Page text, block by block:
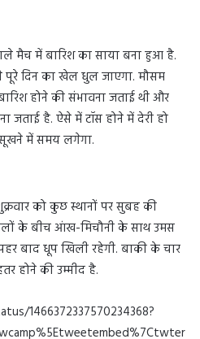
मैच में बारिश का साया बना हुआ है.
पूरे दिन का खेल धुल जाएगा. मौसम
होने की संभावना जताई थी और
जताई है. ऐसे में टॉस होने में देरी हो
में समय लगेगा.
को कुछ स्थानों पर सुबह की
के बीच आंख-मिचौनी के साथ उमस
बाद धूप खिली रहेगी. बाकी के चार
होने की उम्मीद है.
1466372337570234368?